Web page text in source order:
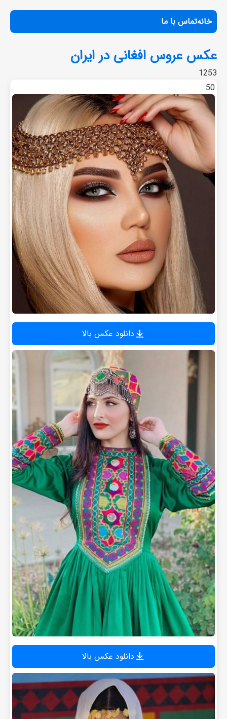
خانهتماس با ما
عکس عروس افغانی در ایران
1253
50
دانلود عکس بالا
دانلود عکس بالا